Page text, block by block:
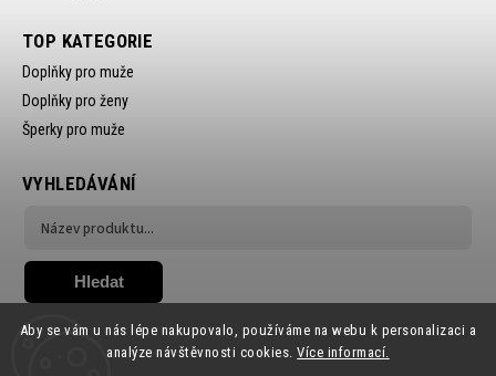
Aby se vám u nás lépe nakupovalo, používáme na webu k personalizaci a
analýze návštěvnosti cookies.Více informací.
TOP KATEGORIE
Doplňky pro muže
Doplňky pro ženy
Šperky pro muže
VYHLEDÁVÁNÍ
Hledat